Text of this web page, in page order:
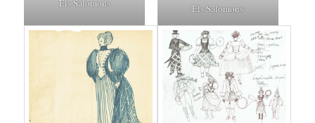
Els Salomons
Els Salomons